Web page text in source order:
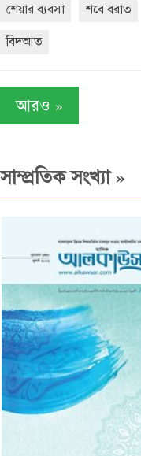
শেয়ার ব্যবসা শবে বরাত
বিদআত
আরও »
সাম্প্রতিক সংখ্যা»